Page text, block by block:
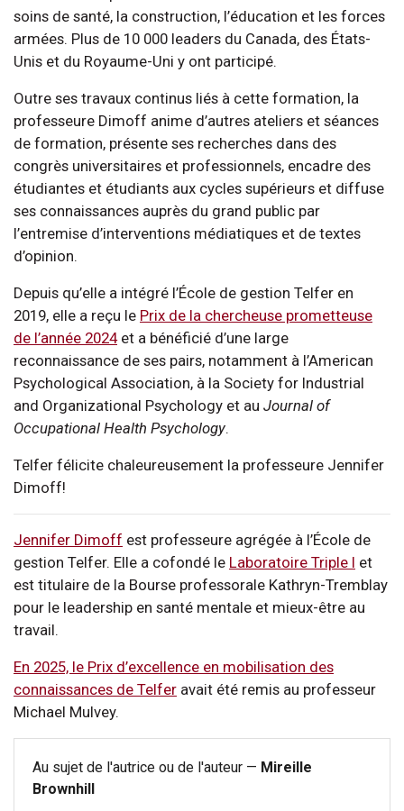
soins de santé, la construction, l’éducation et les forces
armées. Plus de 10 000 leaders du Canada, des États-
Unis et du Royaume-Uni y ont participé.
Outre ses travaux continus liés à cette formation, la
professeure Dimoff anime d’autres ateliers et séances
de formation, présente ses recherches dans des
congrès universitaires et professionnels, encadre des
étudiantes et étudiants aux cycles supérieurs et diffuse
ses connaissances auprès du grand public par
l’entremise d’interventions médiatiques et de textes
d’opinion.
Depuis qu’elle a intégré l’École de gestion Telfer en
2019, elle a reçu le Prix de la chercheuse prometteuse
de l’année 2024et a bénéficié d’une large
reconnaissance de ses pairs, notamment à l’American
Psychological Association, à la Society for Industrial
and Organizational Psychology et au Journal of
Occupational Health Psychology.
Telfer félicite chaleureusement la professeure Jennifer
Dimoff!
Jennifer Dimoff est professeure agrégée à l’École de
gestion Telfer. Elle a cofondé le Laboratoire Triple I et
est titulaire de la Bourse professorale Kathryn-Tremblay
pour le leadership en santé mentale et mieux-être au
travail.
En 2025, le Prix d’excellence en mobilisation des
connaissances de Telfer avait été remis au professeur
Michael Mulvey.
Au sujet de l'autrice ou de l'auteur — Mireille
Brownhill